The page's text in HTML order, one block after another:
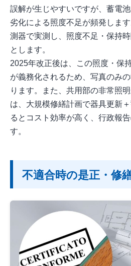
誤解が生じやすいですが、蓄電
劣化による照度不足が頻発しま
測器で実測し、照度不足・保持
とします。
2025年改正後は、この照度・保
が義務化されるため、写真のみ
ります。また、共用部の非常照
は、大規模修繕計画で器具更新
るとコスト効率が高く、行政報
す。
不適合時の是正・修